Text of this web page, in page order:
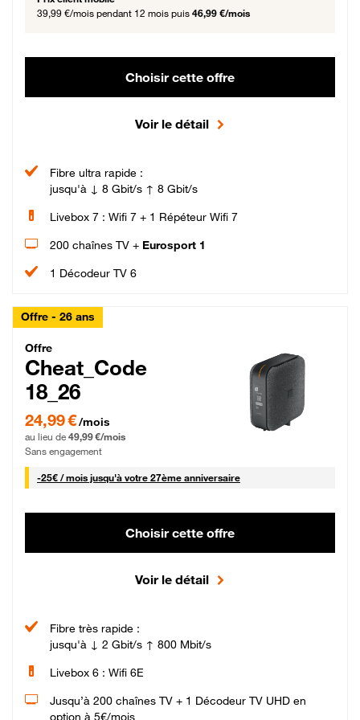
39,99 €/mois pendant 12 mois puis 46,99 €/mois
Choisir cette offre
Voir le détail
Fibre ultra rapide :
jusqu'à ↓ 8 Gbit/s ↑ 8 Gbit/s
Livebox 7 : Wifi 7 + 1 Répéteur Wifi 7
200 chaînes TV + Eurosport 1
1 Décodeur TV 6
Offre - 26 ans
Cheat_Code Fibre_18_26
Offre
Cheat_Code
18_26
24,99 € par mois pendant 0 mois puis 49,99 € par mois, Sans engagement
24,99 €/mois
au lieu de 49,99 €/mois
Sans engagement
-25€ / mois25 € par mois
jusqu'à votre 27ème anniversaire
Choisir cette offre
Voir le détail
Fibre très rapide :
jusqu'à ↓ 2 Gbit/s ↑ 800 Mbit/s
Livebox 6 : Wifi 6E
Jusqu’à 200 chaînes TV + 1 Décodeur TV UHD en
option à 5€/mois